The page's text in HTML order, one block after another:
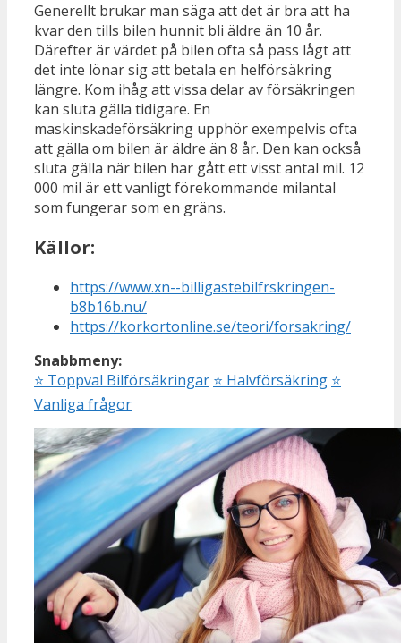
Generellt brukar man säga att det är bra att ha
kvar den tills bilen hunnit bli äldre än 10 år.
Därefter är värdet på bilen ofta så pass lågt att
det inte lönar sig att betala en helförsäkring
längre. Kom ihåg att vissa delar av försäkringen
kan sluta gälla tidigare. En
maskinskadeförsäkring upphör exempelvis ofta
att gälla om bilen är äldre än 8 år. Den kan också
sluta gälla när bilen har gått ett visst antal mil. 12
000 mil är ett vanligt förekommande milantal
som fungerar som en gräns.
Källor:
https://www.xn--billigastebilfrskringen-
b8b16b.nu/
https://korkortonline.se/teori/forsakring/
Snabbmeny:
⭐ Toppval Bilförsäkringar ⭐ Halvförsäkring ⭐
Vanliga frågor